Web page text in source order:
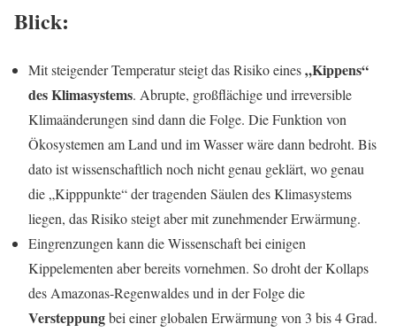
Blick:
Mit steigender Temperatur steigt das Risiko eines„Kippens“
des Klimasystems. Abrupte, großflächige und irreversible
Klimaänderungen sind dann die Folge. Die Funktion von
Ökosystemen am Land und im Wasser wäre dann bedroht. Bis
dato ist wissenschaftlich noch nicht genau geklärt, wo genau
die „Kipppunkte“ der tragenden Säulen des Klimasystems
liegen, das Risiko steigt aber mit zunehmender Erwärmung.
Eingrenzungen kann die Wissenschaft bei einigen
Kippelementen aber bereits vornehmen. So droht der Kollaps
des Amazonas-Regenwaldes und in der Folge die
Versteppungbei einer globalen Erwärmung von 3 bis 4 Grad.